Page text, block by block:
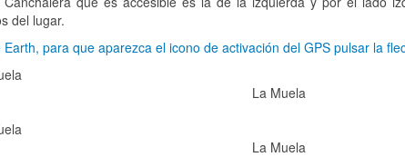
del lugar.
para que aparezca el icono de activación del GPS pulsar la
La Muela
La Muela